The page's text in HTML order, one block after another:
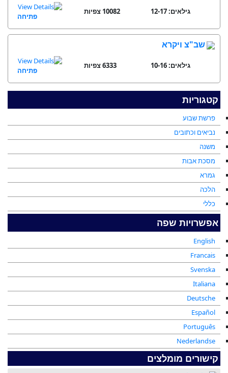
קטגוריות
פרשת שבוע
נביאים וכתובים
משנה
מסכת אבות
גמרא
הלכה
כללי
גילאים: 12-17 10082 צפיות
פתיחה
שב"צ ויקרא
גילאים: 10-16 6333 צפיות
פתיחה
אפשרויות שפה
English
Francais
Svenska
Italiana
Deutsche
Español
Português
Nederlandse
קישורים מומלצים